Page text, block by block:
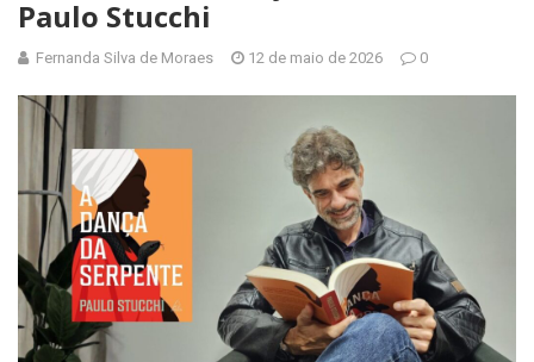
Paulo Stucchi
Fernanda Silva de Moraes 12 de maio de 2026 0